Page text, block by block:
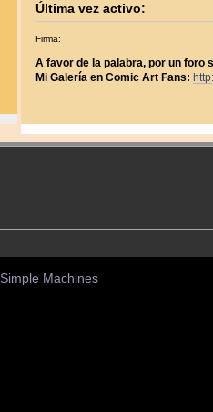
Última vez activo:
Firma:
A favor de la palabra, por un foro
Mi Galería en Comic Art Fans:
Simple Machines